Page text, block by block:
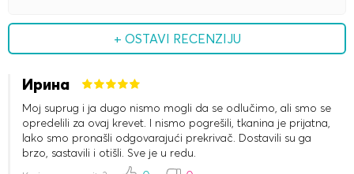
+ OSTAVI RECENZIJU
Ирина
Moj suprug i ja dugo nismo mogli da se odlučimo, ali smo se
opredelili za ovaj krevet. I nismo pogrešili, tkanina je prijatna,
lako smo pronašli odgovarajući prekrivač. Dostavili su ga
brzo, sastavili i otišli. Sve je u redu.